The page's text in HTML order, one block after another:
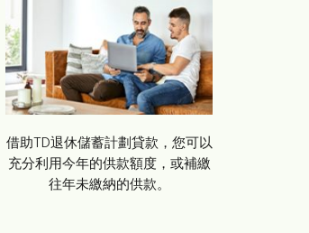
借助TD退休儲蓄計劃貸款，您可以
充分利用今年的供款額度，或補繳
往年未繳納的供款。